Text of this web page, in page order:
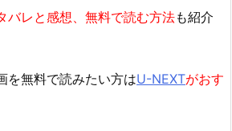
バレと感想、無料で読む方法も紹介
を無料で読みたい方はU-NEXTがおす